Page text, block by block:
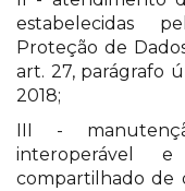
estabelecidas
Proteção de
art. 27, parágrafo
2018;
III -
interoperável
compartilhado de